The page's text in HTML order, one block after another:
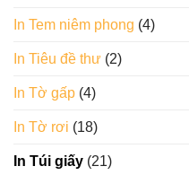
In Tem niêm phong (4)
In Tiêu đề thư (2)
In Tờ gấp (4)
In Tờ rơi (18)
In Túi giấy (21)